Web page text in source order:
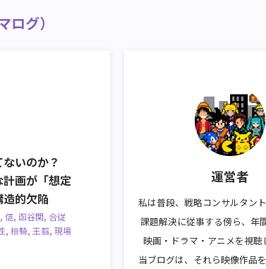
グ）
いのか？
計画が「想定
的欠陥
, 信, 函谷関, 合従
, 桓騎, 王翦, 現場
運営者
私は普段、戦略コンサルタン
課題解決に従事する傍ら、年
映画・ドラマ・アニメを視聴
当ブログは、それら映像作品